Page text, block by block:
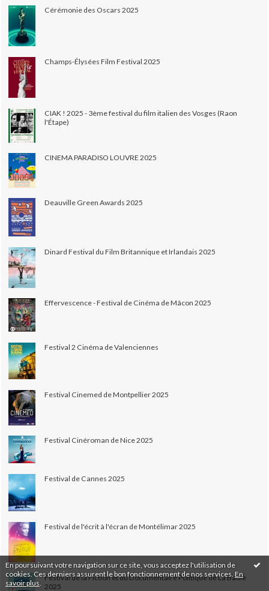
En poursuivant votre navigation sur ce site, vous acceptez l'utilisation de
cookies. Ces derniers assurent le bon fonctionnement de nos services. En
savoir plus
Cérémonie des Oscars 2025
Champs-Élysées Film Festival 2025
CIAK ! 2025 - 3ème festival du film italien des Vosges (Raon
l'Étape)
CINEMA PARADISO LOUVRE 2025
Deauville Green Awards 2025
Dinard Festival du Film Britannique et Irlandais 2025
Effervescence - Festival de Cinéma de Mâcon 2025
Festival 2 Cinéma de Valenciennes
Festival Cinemed de Montpellier 2025
Festival Cinéroman de Nice 2025
Festival de Cannes 2025
Festival de l'écrit à l'écran de Montélimar 2025
Festival de la Fiction et du Documentaire Politique de La Baule
2025